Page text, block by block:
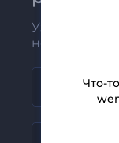
Узнавайте о
новых
Что-